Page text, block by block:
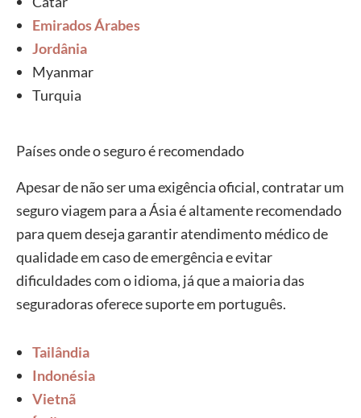
Emirados Árabes
Jordânia
Myanmar
Turquia
Países onde o seguro é recomendado
Apesar de não ser uma exigência oficial, contratar um
seguro viagem para a Ásia é altamente recomendado
para quem deseja garantir atendimento médico de
qualidade em caso de emergência e evitar
dificuldades com o idioma, já que a maioria das
seguradoras oferece suporte em português.
Tailândia
Indonésia
Vietnã